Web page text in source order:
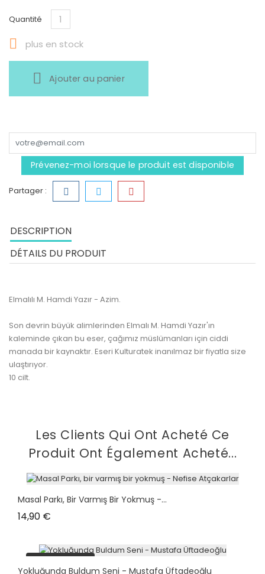
Quantité
 plus en stock
Ajouter au panier
Prévenez-moi lorsque le produit est disponible
Partager :
DESCRIPTION
DÉTAILS DU PRODUIT
Elmalılı M. Hamdi Yazır - Azim.
Son devrin büyük alimlerinden Elmalı M. Hamdi Yazır'ın
kaleminde çıkan bu eser, çağımız müslümanları için ciddi
manada bir kaynaktır. Eseri Kulturatek inanılmaz bir fiyatla size
ulaştırıyor.
10 cilt.
Les Clients Qui Ont Acheté Ce
Produit Ont Également Acheté...
Masal Parkı, Bir Varmış Bir Yokmuş -...
14,90 €
plus en stock
Yokluğunda Buldum Seni - Mustafa Üftadeoğlu